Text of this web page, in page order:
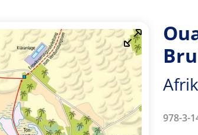
978-3-